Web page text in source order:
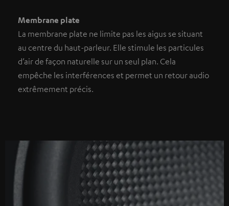
Membrane plate
La membrane plate ne limite pas les aigus se situant
au centre du haut-parleur. Elle stimule les particules
d’air de façon naturelle sur un seul plan. Cela
empêche les interférences et permet un retour audio
extrêmement précis.